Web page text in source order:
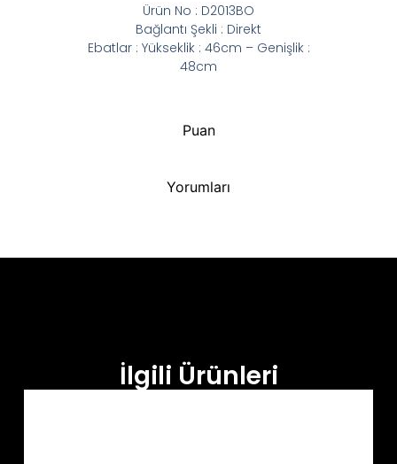
Puan
Yorumları
Ürün No : D2013BO
Bağlantı Şekli : Direkt
Ebatlar : Yükseklik : 46cm – Genişlik :
48cm
İlgili Ürünleri